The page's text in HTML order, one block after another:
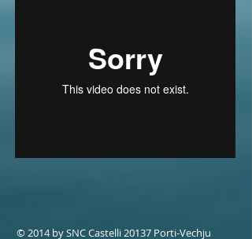
© 2014bySNC Castelli 20137 Porti-Vechju